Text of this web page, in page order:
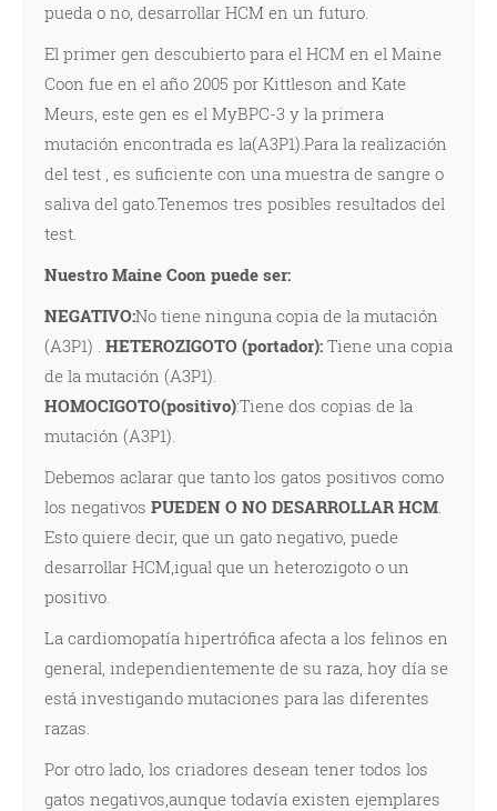
pueda o no, desarrollar HCM en un futuro.
El primer gen descubierto para el HCM en el Maine
Coon fue en el año 2005 por Kittleson and Kate
Meurs, este gen es el MyBPC-3 y la primera
mutación encontrada es la(A3P1).Para la realización
del test , es suficiente con una muestra de sangre o
saliva del gato.Tenemos tres posibles resultados del
test.
Nuestro Maine Coon puede ser:
NEGATIVO:No tiene ninguna copia de la mutación
(A3P1) . HETEROZIGOTO (portador): Tiene una copia
de la mutación (A3P1).
HOMOCIGOTO(positivo):Tiene dos copias de la
mutación (A3P1).
Debemos aclarar que tanto los gatos positivos como
los negativos PUEDEN O NO DESARROLLAR HCM.
Esto quiere decir, que un gato negativo, puede
desarrollar HCM,igual que un heterozigoto o un
positivo.
La cardiomopatía hipertrófica afecta a los felinos en
general, independientemente de su raza, hoy día se
está investigando mutaciones para las diferentes
razas.
Por otro lado, los criadores desean tener todos los
gatos negativos,aunque todavía existen ejemplares